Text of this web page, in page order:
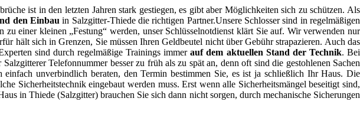
ist in den letzten Jahren stark gestiegen, es gibt aber Möglichkeiten sich zu schützen. Als
den Einbau in Salzgitter-Thiede die richtigen Partner.Unsere Schlosser sind in regelmäßigen
einer kleinen „Festung“ werden, unser Schlüsselnotdienst klärt Sie auf. Wir verwenden nur
hält sich in Grenzen, Sie müssen Ihren Geldbeutel nicht über Gebühr strapazieren. Auch das
sind durch regelmäßige Trainings immerauf dem aktuellen Stand der Technik. Bei
Telefonnummer besser zu früh als zu spät an, denn oft sind die gestohlenen Sachen
einfach unverbindlich beraten, den Termin bestimmen Sie, es ist ja schließlich Ihr Haus. Die
Sicherheitstechnik eingebaut werden muss. Erst wenn alle Sicherheitsmängel beseitigt sind,
in Thiede (Salzgitter) brauchen Sie sich dann nicht sorgen, durch mechanische Sicherungen